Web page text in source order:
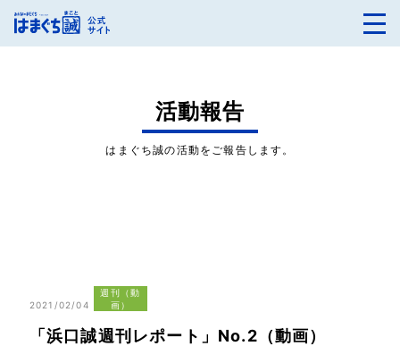
活動報告
はまぐち誠の活動をご報告します。
2021/02/04
週刊（動
画）
「浜口誠週刊レポート」No.2（動画）